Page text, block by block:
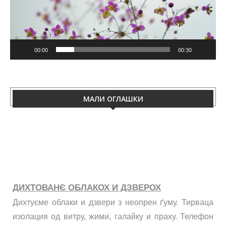
00:00 00:30
МАЛИ ОГЛАШКИ
Дихтуєме облаки и дзвери з неопрен ґуму. Тирваца
изолация од витру, жими, галайку и праху. Телефон
060/50-88-433.